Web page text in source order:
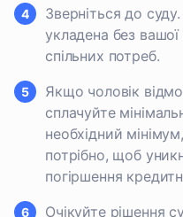
Зверніться до
укладена без
спільних потреб.
Якщо чоловік
сплачуйте
необхідний
потрібно, щоб
погіршення
Очікуйте рішення